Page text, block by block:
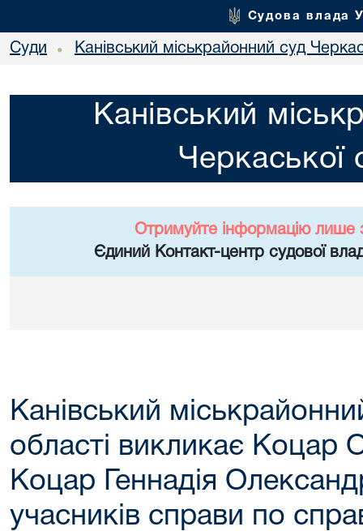
Судова влада
Суди • Канівський міськрайонний суд
Канівський
Черкаської
Отримуйте інформацію лише
Єдиний Контакт-центр судової
Канівський
області викликає Коцар
Коцар Геннадія
учасників справи по